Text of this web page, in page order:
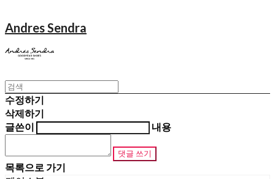
Andres Sendra
수정하기
삭제하기
글쓴이
내용
댓글 쓰기
목록으로 가기